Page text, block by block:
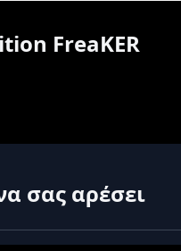
FreaKER
σας αρέσει